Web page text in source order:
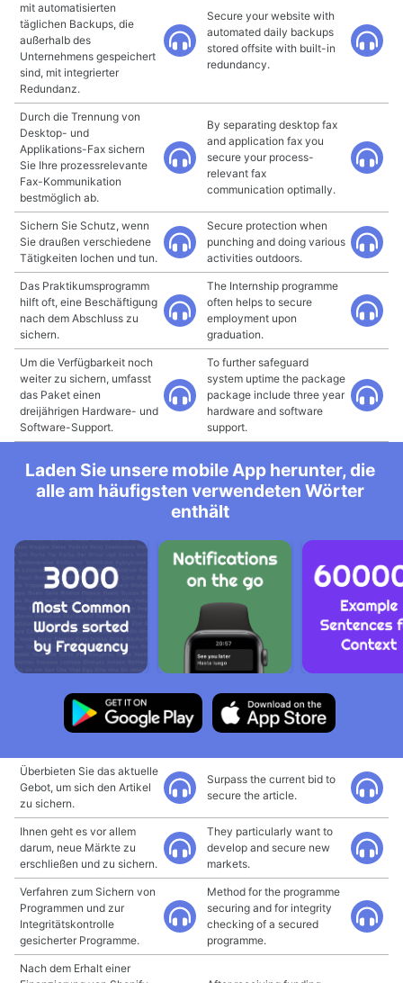
mit automatisierten
täglichen Backups, die
außerhalb des
Unternehmens gespeichert
sind, mit integrierter
Redundanz.
Secure your website with
automated daily backups
stored offsite with built-in
redundancy.
Durch die Trennung von
Desktop- und
Applikations-Fax sichern
Sie Ihre prozessrelevante
Fax-Kommunikation
bestmöglich ab.
By separating desktop fax
and application fax you
secure your process-
relevant fax
communication optimally.
Sichern Sie Schutz, wenn
Sie draußen verschiedene
Tätigkeiten lochen und tun.
Secure protection when
punching and doing various
activities outdoors.
Das Praktikumsprogramm
hilft oft, eine Beschäftigung
nach dem Abschluss zu
sichern.
The Internship programme
often helps to secure
employment upon
graduation.
Um die Verfügbarkeit noch
weiter zu sichern, umfasst
das Paket einen
dreijährigen Hardware- und
Software-Support.
To further safeguard
system uptime the package
package include three year
hardware and software
support.
Laden Sie unsere mobile App herunter, die
alle am häufigsten verwendeten Wörter
enthält
Überbieten Sie das aktuelle
Gebot, um sich den Artikel
zu sichern.
Surpass the current bid to
secure the article.
Ihnen geht es vor allem
darum, neue Märkte zu
erschließen und zu sichern.
They particularly want to
develop and secure new
markets.
Verfahren zum Sichern von
Programmen und zur
Integritätskontrolle
gesicherter Programme.
Method for the programme
securing and for integrity
checking of a secured
programme.
Nach dem Erhalt einer